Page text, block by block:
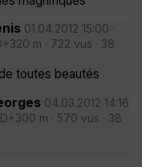
01.04.2012 15:00 ·
m · 722 vus · 38
toutes beautés
04.03.2012 14:16
m · 570 vus · 38